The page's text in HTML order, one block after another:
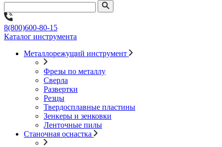
8(800)600-80-15
Каталог инструмента
Металлорежущий инструмент
Фрезы по металлу
Сверла
Развертки
Резцы
Твердосплавные пластины
Зенкеры и зенковки
Ленточные пилы
Станочная оснастка